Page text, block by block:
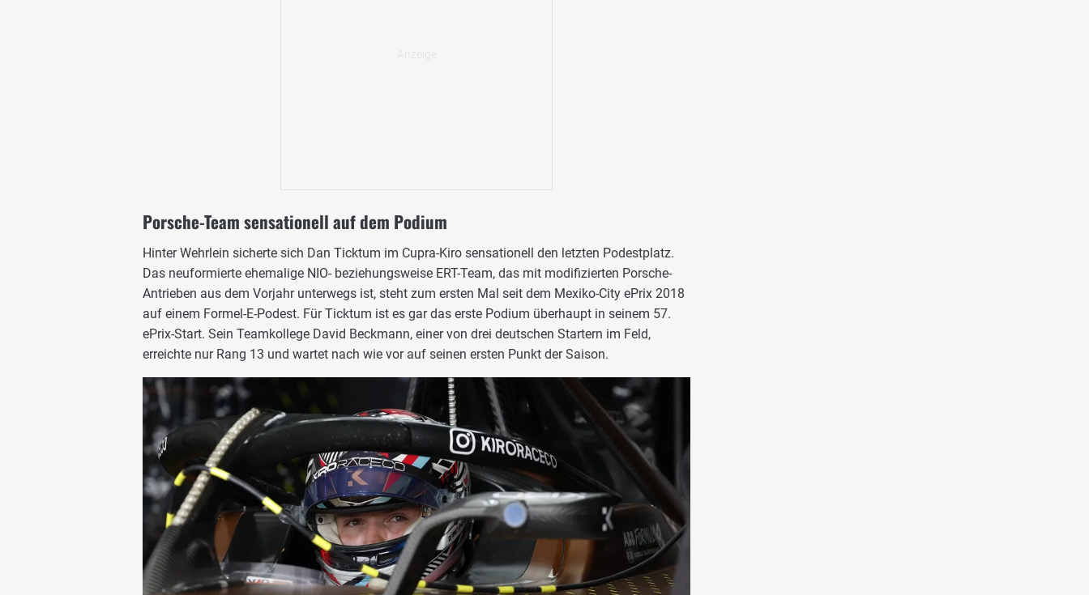
Porsche-Team sensationell auf dem Podium
Hinter Wehrlein sicherte sich Dan Ticktum im Cupra-Kiro sensationell den letzten Podestplatz.
Das neuformierte ehemalige NIO- beziehungsweise ERT-Team, das mit modifizierten Porsche-
Antrieben aus dem Vorjahr unterwegs ist, steht zum ersten Mal seit dem Mexiko-City ePrix 2018
auf einem Formel-E-Podest. Für Ticktum ist es gar das erste Podium überhaupt in seinem 57.
ePrix-Start. Sein Teamkollege David Beckmann, einer von drei deutschen Startern im Feld,
erreichte nur Rang 13 und wartet nach wie vor auf seinen ersten Punkt der Saison.